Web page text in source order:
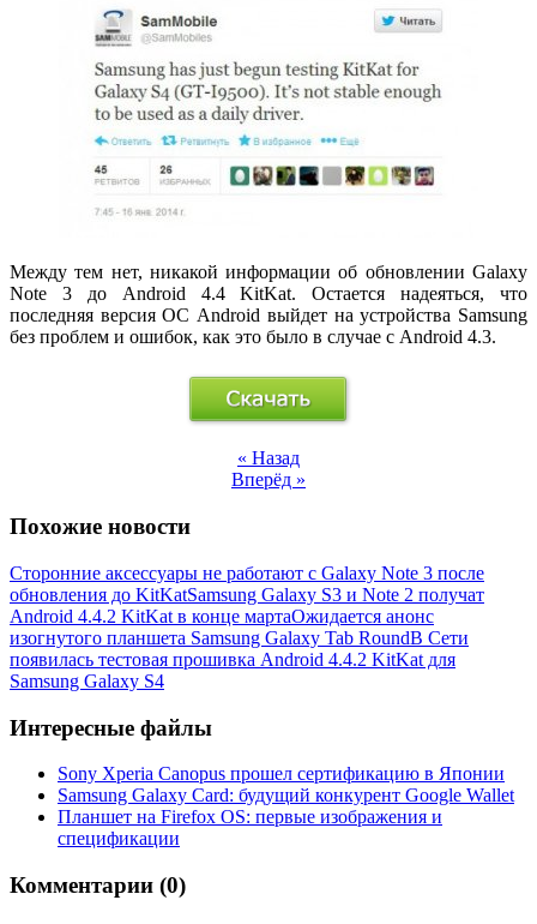
Между тем нет, никакой информации об обновлении Galaxy
Note 3 до Android 4.4 KitKat. Остается надеяться, что
последняя версия ОС Android выйдет на устройства Samsung
без проблем и ошибок, как это было в случае с Android 4.3.
« Назад
Вперёд »
Похожие новости
Сторонние аксессуары не работают с Galaxy Note 3 после
обновления до KitKatSamsung Galaxy S3 и Note 2 получат
Android 4.4.2 KitKat в конце мартаОжидается анонс
изогнутого планшета Samsung Galaxy Tab RoundВ Сети
появилась тестовая прошивка Android 4.4.2 KitKat для
Samsung Galaxy S4
Интересные файлы
Sony Xperia Canopus прошел сертификацию в Японии
Samsung Galaxy Card: будущий конкурент Google Wallet
Планшет на Firefox OS: первые изображения и
спецификации
Комментарии (0)